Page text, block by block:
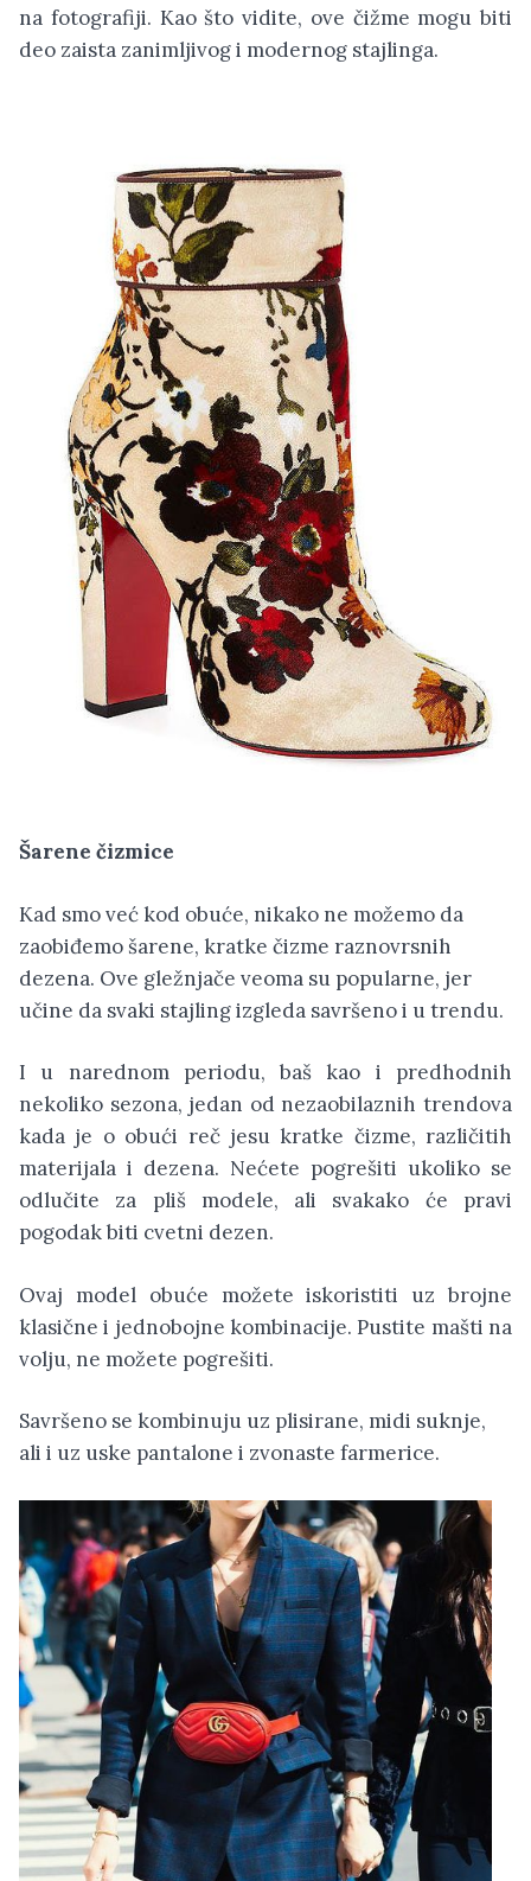
na fotografiji. Kao što vidite, ove čižme mogu biti
deo zaista zanimljivog i modernog stajlinga.
Šarene čizmice
Kad smo već kod obuće, nikako ne možemo da
zaobiđemo šarene, kratke čizme raznovrsnih
dezena. Ove gležnjače veoma su popularne, jer
učine da svaki stajling izgleda savršeno i u trendu.
I u narednom periodu, baš kao i predhodnih
nekoliko sezona, jedan od nezaobilaznih trendova
kada je o obući reč jesu kratke čizme, različitih
materijala i dezena. Nećete pogrešiti ukoliko se
odlučite za pliš modele, ali svakako će pravi
pogodak biti cvetni dezen.
Ovaj model obuće možete iskoristiti uz brojne
klasične i jednobojne kombinacije. Pustite mašti na
volju, ne možete pogrešiti.
Savršeno se kombinuju uz plisirane, midi suknje,
ali i uz uske pantalone i zvonaste farmerice.